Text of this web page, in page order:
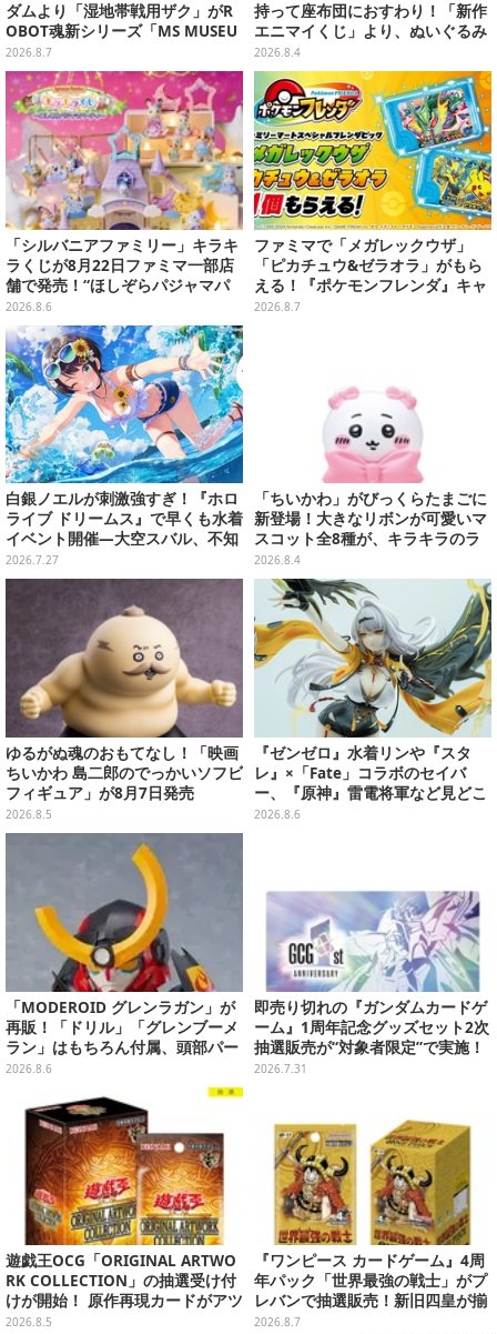
ダムより「湿地帯戦用ザク」がR
OBOT魂新シリーズ「MS MUSEU
M」で商品化！博物館イメージの
ベースも注目
2026.8.7
持って座布団におすわり！「新作
エニマイくじ」より、ぬいぐるみ
画像が初公開
2026.8.4
「シルバニアファミリー」キラキ
ラくじが8月22日ファミマ一部店
舗で発売！“ほしぞらパジャマパ
ーティ”をテーマに、お人形や建
物がラインナップ
2026.8.6
ファミマで「メガレックウザ」
「ピカチュウ&ゼラオラ」がもら
える！『ポケモンフレンダ』キャ
ンペーンが8月11日開始
2026.8.7
白銀ノエルが刺激強すぎ！『ホロ
ライブ ドリームス』で早くも水着
イベント開催―大空スバル、不知
火フレアら5人が夏の装いで登場
2026.7.27
「ちいかわ」がびっくらたまごに
新登場！大きなリボンが可愛いマ
スコット全8種が、キラキラのラ
メ入り入浴剤から飛び出す
2026.8.4
ゆるがぬ魂のおもてなし！「映画
ちいかわ 島二郎のでっかいソフビ
フィギュア」が8月7日発売
2026.8.5
『ゼンゼロ』水着リンや『スタ
レ』×「Fate」コラボのセイバ
ー、『原神』雷電将軍など見どこ
ろ満載！「ワンフェス」に出展の
2026.8.6
「MODEROID グレンラガン」が
再販！「ドリル」「グレンブーメ
ラン」はもちろん付属、頭部パー
ツを組み替えると「ラガン」も再
2026.8.6
即売り切れの『ガンダムカードゲ
ーム』1周年記念グッズセット2次
抽選販売が“対象者限定”で実施！
プレバン全会員向け3次抽選も
2026.7.31
遊戯王OCG「ORIGINAL ARTWO
RK COLLECTION」の抽選受け付
けが開始！ 原作再現カードがアツ
いスペシャルパック
2026.8.5
『ワンピース カードゲーム』4周
年パック「世界最強の戦士」がプ
レバンで抽選販売！新旧四皇が揃
い踏み、刃牙作者が描く「カイド
2026.8.7